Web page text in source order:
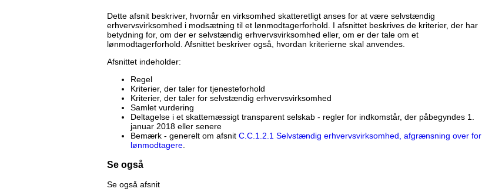
Dette afsnit beskriver, hvornår en virksomhed skatteretligt anses for at være selvstændig
erhvervsvirksomhed i modsætning til et lønmodtagerforhold. I afsnittet beskrives de kriterier, der har
betydning for, om der er selvstændig erhvervsvirksomhed eller, om er der tale om et
lønmodtagerforhold. Afsnittet beskriver også, hvordan kriterierne skal anvendes.
Afsnittet indeholder:
Regel
Kriterier, der taler for tjenesteforhold
Kriterier, der taler for selvstændig erhvervsvirksomhed
Samlet vurdering
Deltagelse i et skattemæssigt transparent selskab - regler for indkomstår, der påbegyndes 1.
januar 2018 eller senere
Bemærk - generelt om afsnit C.C.1.2.1 Selvstændig erhvervsvirksomhed, afgrænsning over for
lønmodtagere
Se også
Se også afsnit